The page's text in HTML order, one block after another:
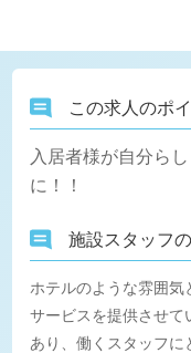
この求人のポ
入居者様が自分ら
に！！
施設スタッフ
ホテルのような雰囲気
サービスを提供させて
あり、働くスタッフ